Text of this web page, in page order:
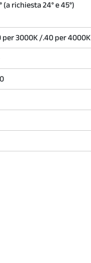
(a richiesta 24° e 45°)
per 3000K /.40 per 4000K